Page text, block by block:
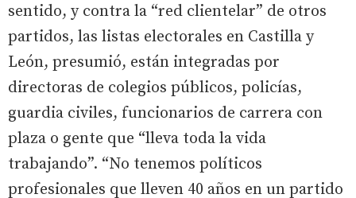
sentido, y contra la “red clientelar” de otros
partidos, las listas electorales en Castilla y
León, presumió, están integradas por
directoras de colegios públicos, policías,
guardia civiles, funcionarios de carrera con
plaza o gente que “lleva toda la vida
trabajando”. “No tenemos políticos
profesionales que lleven 40 años en un partido